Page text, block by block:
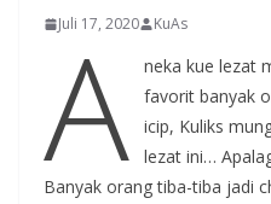
Juli 17, 2020 KuAs
A
neka kue lezat
favorit banyak
icip, Kuliks
lezat ini…
Banyak orang tiba-tiba jadi